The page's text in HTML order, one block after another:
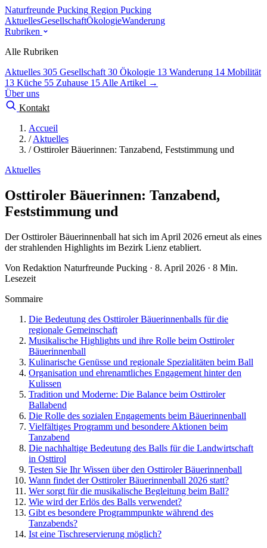
Naturfreunde Pucking Region Pucking
AktuellesGesellschaftÖkologieWanderung
Rubriken
Alle Rubriken
Aktuelles 305 Gesellschaft 30 Ökologie 13 Wanderung 14 Mobilität
13 Küche 55 Zuhause 15 Alle Artikel →
Über uns
Kontakt
Accueil
/ Aktuelles
/ Osttiroler Bäuerinnen: Tanzabend, Feststimmung und
Aktuelles
Osttiroler Bäuerinnen: Tanzabend,
Feststimmung und
Der Osttiroler Bäuerinnenball hat sich im April 2026 erneut als eines
der strahlenden Highlights im Bezirk Lienz etabliert.
Von Redaktion Naturfreunde Pucking · 8. April 2026 · 8 Min.
Lesezeit
Sommaire
Die Bedeutung des Osttiroler Bäuerinnenballs für die
regionale Gemeinschaft
Musikalische Highlights und ihre Rolle beim Osttiroler
Bäuerinnenball
Kulinarische Genüsse und regionale Spezialitäten beim Ball
Organisation und ehrenamtliches Engagement hinter den
Kulissen
Tradition und Moderne: Die Balance beim Osttiroler
Ballabend
Die Rolle des sozialen Engagements beim Bäuerinnenball
Vielfältiges Programm und besondere Aktionen beim
Tanzabend
Die nachhaltige Bedeutung des Balls für die Landwirtschaft
in Osttirol
Testen Sie Ihr Wissen über den Osttiroler Bäuerinnenball
Wann findet der Osttiroler Bäuerinnenball 2026 statt?
Wer sorgt für die musikalische Begleitung beim Ball?
Wie wird der Erlös des Balls verwendet?
Gibt es besondere Programmpunkte während des
Tanzabends?
Ist eine Tischreservierung möglich?